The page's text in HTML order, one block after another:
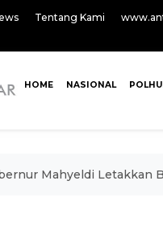
Tentang Kami
HOME NASIONAL
Mahyeldi Letakkan